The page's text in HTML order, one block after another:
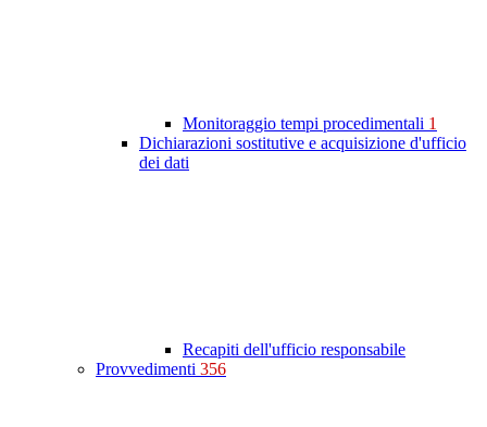
Monitoraggio tempi procedimentali 1
Dichiarazioni sostitutive e acquisizione d'ufficio
dei dati
Recapiti dell'ufficio responsabile
Provvedimenti 356